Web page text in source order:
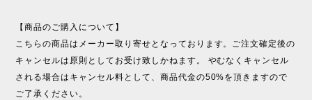
【商品のご購入について】
こちらの商品はメーカー取り寄せとなっております。ご注文確定後の
キャンセルは原則としてお受け致しかねます。 やむなくキャンセル
される場合はキャンセル料として、商品代金の50%を頂きますので
ご了承ください。